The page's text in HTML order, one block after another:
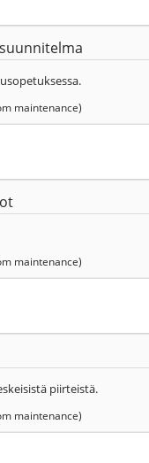
maintenance)
maintenance)
piirteistä.
maintenance)